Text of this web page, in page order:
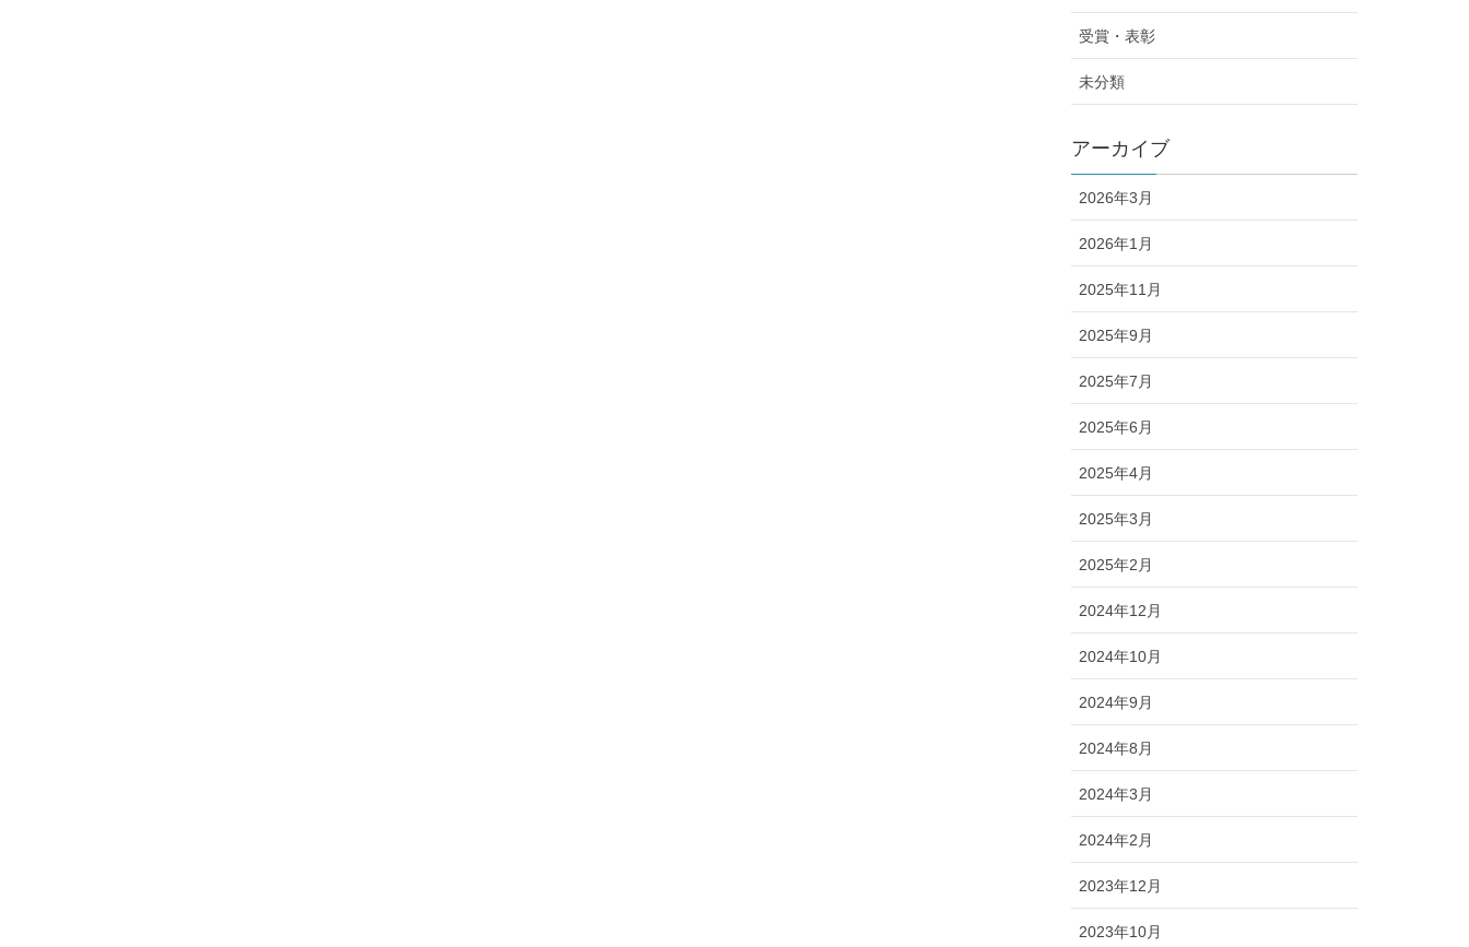
受賞・表彰
未分類
アーカイブ
2026年3月
2026年1月
2025年11月
2025年9月
2025年7月
2025年6月
2025年4月
2025年3月
2025年2月
2024年12月
2024年10月
2024年9月
2024年8月
2024年3月
2024年2月
2023年12月
2023年10月